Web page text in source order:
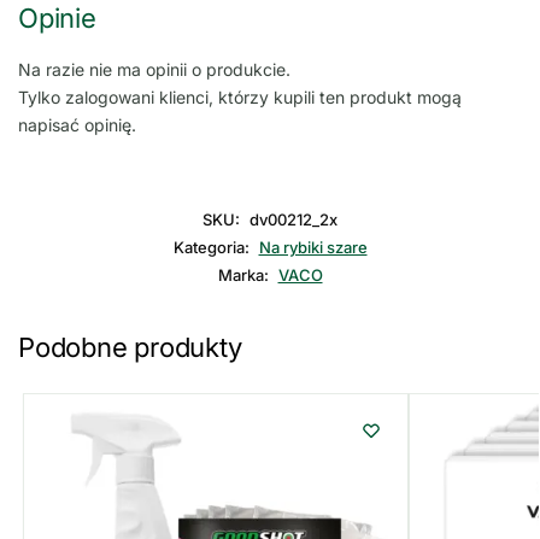
Opinie
Na razie nie ma opinii o produkcie.
Tylko zalogowani klienci, którzy kupili ten produkt mogą
napisać opinię.
SKU: dv00212_2x
Kategoria:
Na rybiki szare
Marka: VACO
Podobne produkty